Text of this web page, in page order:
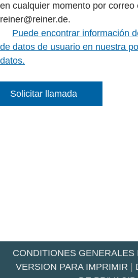
en cualquier momento por correo
reiner@reiner.de.
Puede encontrar información
de datos de usuario en nuestra
datos.
Solicitar llamada
CONDITIONES GENERALES
VERSION PARA IMPRIMIR